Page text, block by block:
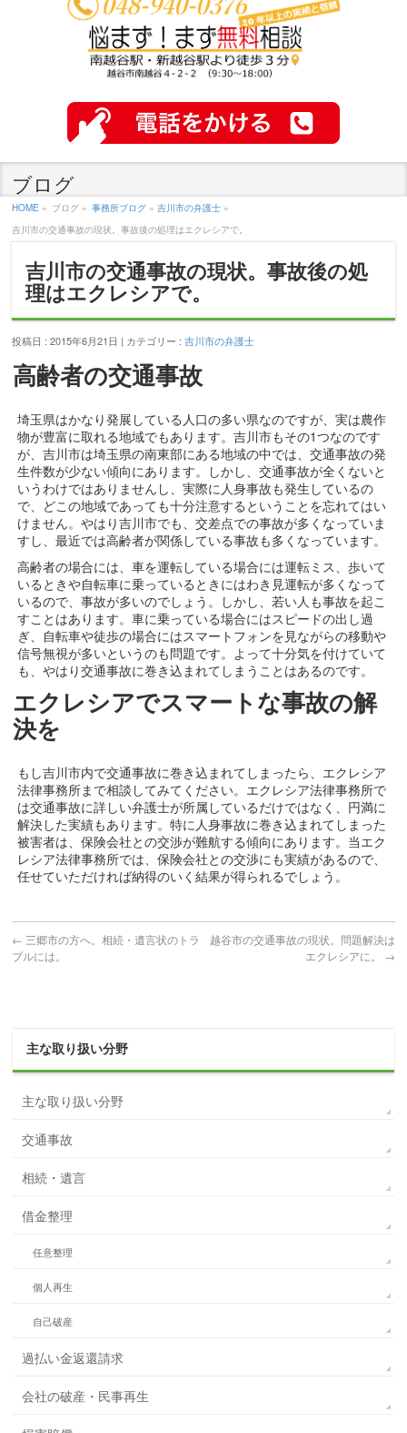
ブログ
HOME » ブログ » 事務所ブログ »吉川市の弁護士 »
吉川市の交通事故の現状。事故後の処理はエクレシアで。
吉川市の交通事故の現状。事故後の処
理はエクレシアで。
投稿日 : 2015年6月21日 | カテゴリー :吉川市の弁護士
高齢者の交通事故
埼玉県はかなり発展している人口の多い県なのですが、実は農作
物が豊富に取れる地域でもあります。吉川市もその1つなのです
が、吉川市は埼玉県の南東部にある地域の中では、交通事故の発
生件数が少ない傾向にあります。しかし、交通事故が全くないと
いうわけではありませんし、実際に人身事故も発生しているの
で、どこの地域であっても十分注意するということを忘れてはい
けません。やはり吉川市でも、交差点での事故が多くなっていま
すし、最近では高齢者が関係している事故も多くなっています。
高齢者の場合には、車を運転している場合には運転ミス、歩いて
いるときや自転車に乗っているときにはわき見運転が多くなって
いるので、事故が多いのでしょう。しかし、若い人も事故を起こ
すことはあります。車に乗っている場合にはスピードの出し過
ぎ、自転車や徒歩の場合にはスマートフォンを見ながらの移動や
信号無視が多いというのも問題です。よって十分気を付けていて
も、やはり交通事故に巻き込まれてしまうことはあるのです。
エクレシアでスマートな事故の解
決を
もし吉川市内で交通事故に巻き込まれてしまったら、エクレシア
法律事務所まで相談してみてください。エクレシア法律事務所で
は交通事故に詳しい弁護士が所属しているだけではなく、円満に
解決した実績もあります。特に人身事故に巻き込まれてしまった
被害者は、保険会社との交渉が難航する傾向にあります。当エク
レシア法律事務所では、保険会社との交渉にも実績があるので、
任せていただければ納得のいく結果が得られるでしょう。
← 三郷市の方へ。相続・遺言状のトラ
ブルには。
越谷市の交通事故の現状。問題解決は
エクレシアに。 →
主な取り扱い分野
主な取り扱い分野
交通事故
相続・遺言
借金整理
任意整理
個人再生
自己破産
過払い金返還請求
会社の破産・民事再生